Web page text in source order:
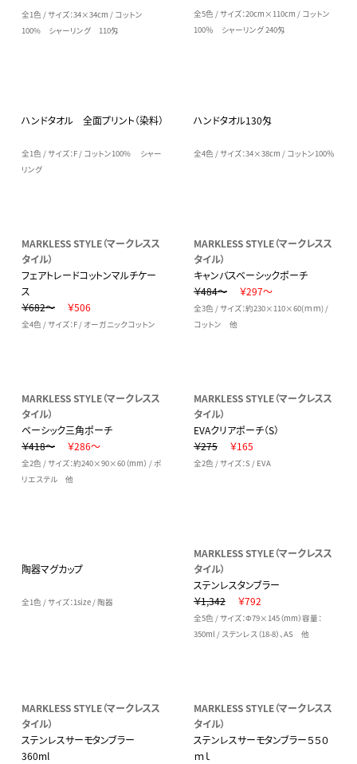
全1色 / サイズ：34×34cm / コットン
100% シャーリング 110匁
全5色 / サイズ：20cm×110cm / コットン
100％ シャーリング 240匁
ハンドタオル 全面プリント（染料）
全1色 / サイズ：F / コットン100% シャー
リング
ハンドタオル130匁
全4色 / サイズ：34×38cm / コットン100％
MARKLESS STYLE（マークレスス
タイル）
フェアトレードコットンマルチケー
ス
￥682～
￥506
全4色 / サイズ：F / オーガニックコットン
MARKLESS STYLE（マークレスス
タイル）
キャンバスベーシックポーチ
￥484～
￥297～
全3色 / サイズ：約230×110×60(ｍｍ) /
コットン 他
MARKLESS STYLE（マークレスス
タイル）
ベーシック三角ポーチ
￥418～
￥286～
全2色 / サイズ：約240×90×60（mm） / ポ
リエステル 他
MARKLESS STYLE（マークレスス
タイル）
EVAクリアポーチ（S）
￥275
￥165
全2色 / サイズ：S / EVA
陶器マグカップ
全1色 / サイズ：1size / 陶器
MARKLESS STYLE（マークレスス
タイル）
ステンレスタンブラー
￥1,342
￥792
全5色 / サイズ：Φ79×145（mm）容量：
350ml / ステンレス（18-8）、AS 他
MARKLESS STYLE（マークレスス
タイル）
ステンレスサーモタンブラー
360ml
MARKLESS STYLE（マークレスス
タイル）
ステンレスサーモタンブラー５５０
ｍｌ